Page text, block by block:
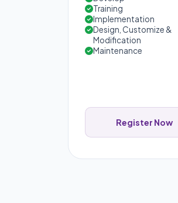
Training
Implementation
Design, Customize &
Modification
Maintenance
Register Now